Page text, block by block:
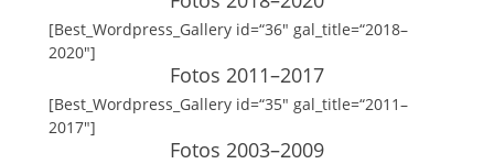
[Best_Wordpress_Gallery id=“36″ gal_title=“2018–
2020″]
Fotos 2011–2017
[Best_Wordpress_Gallery id=“35″ gal_title=“2011–
2017″]
Fotos 2003–2009